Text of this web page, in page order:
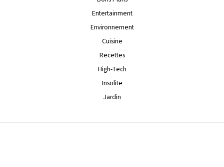
Entertainment
Environnement
Cuisine
Recettes
High-Tech
Insolite
Jardin